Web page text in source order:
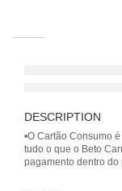
DESCRIPTION
•O Cartão Consumo
tudo o que o Beto
pagamento dentro do